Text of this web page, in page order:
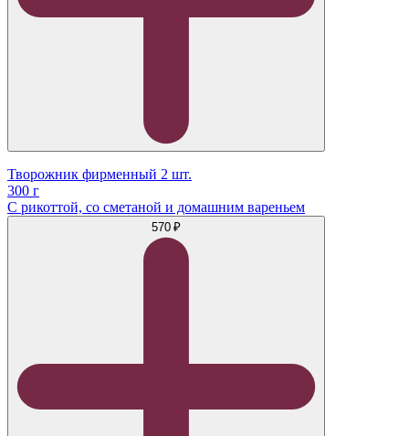
Творожник фирменный 2 шт.
300 г
С рикоттой, со сметаной и домашним вареньем
570 ₽